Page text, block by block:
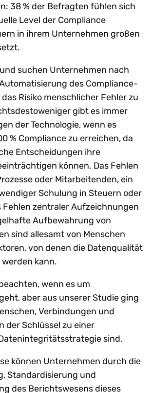
38 % der Befragten fühlen sich
Level der Compliance
in ihrem Unternehmen großen
suchen Unternehmen nach
des Compliance-
Risiko menschlicher Fehler zu
gibt es immer
der Technologie, wenn es
% Compliance zu erreichen, da
Entscheidungen ihre
können. Das Fehlen
oder Mitarbeitenden, ein
Schulung in Steuern oder
Fehlen zentraler Aufzeichnungen
Aufbewahrung von
sind allesamt von Menschen
von denen die Datenqualität
kann.
wenn es um
aber aus unserer Studie ging
Verbindungen und
der Schlüssel zu einer
sind.
können Unternehmen durch die
Standardisierung und
des Berichtswesens dieses